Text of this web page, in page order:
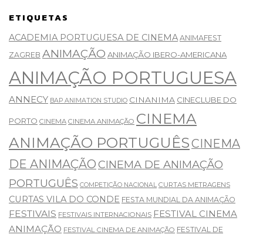
ETIQUETAS
ACADEMIA PORTUGUESA DE CINEMA ANIMAFEST
ZAGREB ANIMAÇÃO ANIMAÇÃO IBERO-AMERICANA
ANIMAÇÃO PORTUGUESA
ANNECY BAP ANIMATION STUDIO CINANIMA CINECLUBE DO
PORTO CINEMA CINEMA ANIMAÇÃO CINEMA
ANIMAÇÃO PORTUGUÊSCINEMA
DE ANIMAÇÃOCINEMA DE ANIMAÇÃO
PORTUGUÊS COMPETIÇÃO NACIONAL CURTAS METRAGENS
CURTAS VILA DO CONDE FESTA MUNDIAL DA ANIMAÇÃO
FESTIVAIS FESTIVAIS INTERNACIONAIS FESTIVAL CINEMA
ANIMAÇÃO FESTIVAL CINEMA DE ANIMAÇÃO FESTIVAL DE